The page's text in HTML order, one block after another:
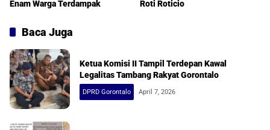
Enam Warga Terdampak Roti Roticio
Baca Juga
Ketua Komisi II Tampil Terdepan Kawal
Legalitas Tambang Rakyat Gorontalo
DPRD Gorontalo April 7, 2026